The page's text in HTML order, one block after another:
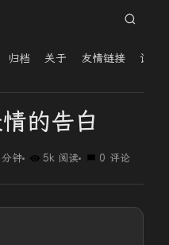
归档 关于 友情链接 读者
的告白
钟 5k 阅读 0 评论